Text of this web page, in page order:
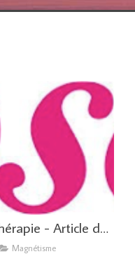
Le Magnétisme et la radiothérapie - Article de Rose Magazine
Magnétisme